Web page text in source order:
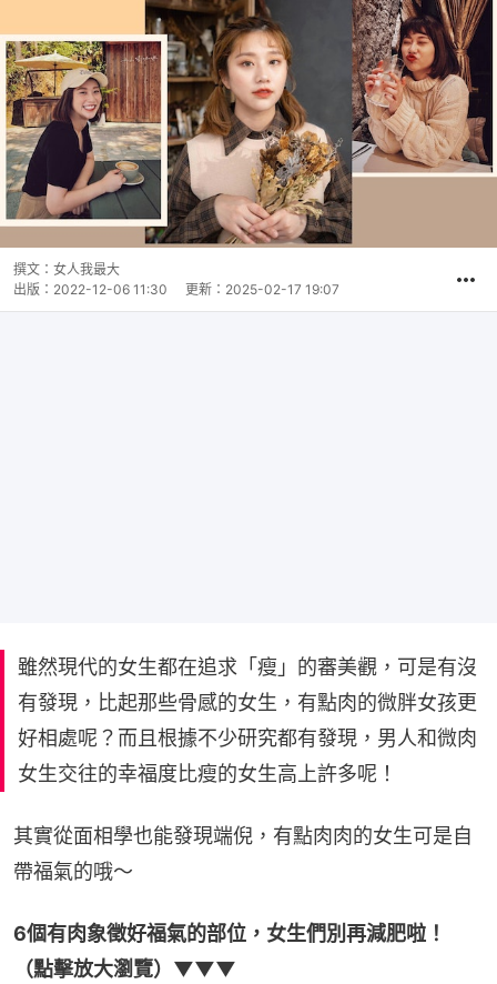
撰文： 女人我最大
出版： 2022-12-06 11:30 更新： 2025-02-17 19:07
雖然現代的女生都在追求「瘦」的審美觀，可是有沒
有發現，比起那些骨感的女生，有點肉的微胖女孩更
好相處呢？而且根據不少研究都有發現，男人和微肉
女生交往的幸福度比瘦的女生高上許多呢！
其實從面相學也能發現端倪，有點肉肉的女生可是自
帶福氣的哦～
6個有肉象徵好福氣的部位，女生們別再減肥啦！
（點擊放大瀏覽）▼▼▼